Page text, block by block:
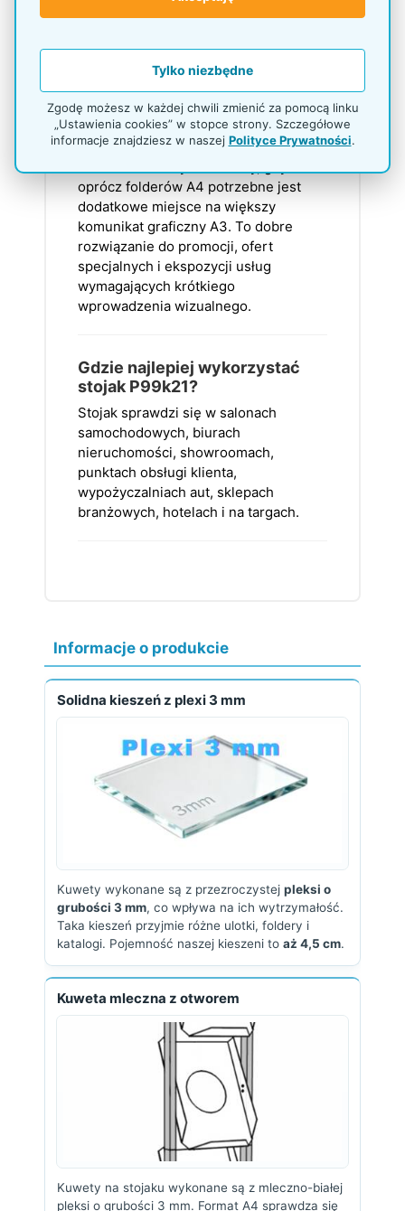
regulowane. Ułatwia to ustawienie
Kiedy wybrać P99k21 zamiast
prostego stojaka na ulotki A4?
oprócz folderów A4 potrzebne jest
dodatkowe miejsce na większy
komunikat graficzny A3. To dobre
rozwiązanie do promocji, ofert
specjalnych i ekspozycji usług
wymagających krótkiego
wprowadzenia wizualnego.
Gdzie najlepiej wykorzystać
stojak P99k21?
Stojak sprawdzi się w salonach
samochodowych, biurach
nieruchomości, showroomach,
punktach obsługi klienta,
wypożyczalniach aut, sklepach
branżowych, hotelach i na targach.
Informacje o produkcie
Solidna kieszeń z plexi 3 mm
Kuwety wykonane są z przezroczystej pleksi o
grubości 3 mm, co wpływa na ich wytrzymałość.
Taka kieszeń przyjmie różne ulotki, foldery i
katalogi. Pojemność naszej kieszeni to aż 4,5 cm.
Kuweta mleczna z otworem
Kuwety na stojaku wykonane są z mleczno-białej
pleksi o grubości 3 mm. Format A4 sprawdza się
Tylko niezbędne
Zgodę możesz w każdej chwili zmienić za pomocą linku
„Ustawienia cookies” w stopce strony. Szczegółowe
informacje znajdziesz w naszej Polityce Prywatności.